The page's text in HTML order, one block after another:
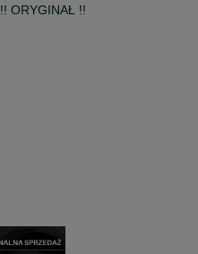
ORYGINAŁ !!
CNC
ciśnienia powietrza TPMS - o